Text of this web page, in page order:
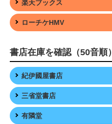
楽天ブックス
ローチケHMV
書店在庫を確認（50音順）
紀伊國屋書店
三省堂書店
有隣堂